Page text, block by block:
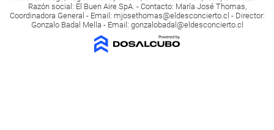
Razón social: El Buen Aire SpA. - Contacto: María José Thomas,
Coordinadora General - Email: mjosethomas@eldesconcierto.cl - Director:
Gonzalo Badal Mella - Email: gonzalobadal@eldesconcierto.cl